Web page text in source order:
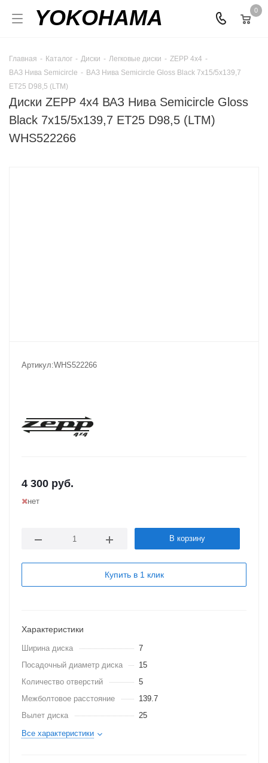
YOKOHAMA 0
Главная - Каталог - Диски - Легковые диски - ZEPP 4х4 -
ВАЗ Нива Semicircle - ВАЗ Нива Semicircle Gloss Black 7x15/5x139,7
ET25 D98,5 (LTM)
Диски ZEPP 4х4 ВАЗ Нива Semicircle Gloss
Black 7x15/5x139,7 ET25 D98,5 (LTM)
WHS522266
Артикул:WHS522266
4 300 руб.
нет
В корзину
Купить в 1 клик
Характеристики
Ширина диска
7
Посадочный диаметр диска
15
Количество отверстий
5
Межболтовое расстояние
139.7
Вылет диска
25
Все характеристики